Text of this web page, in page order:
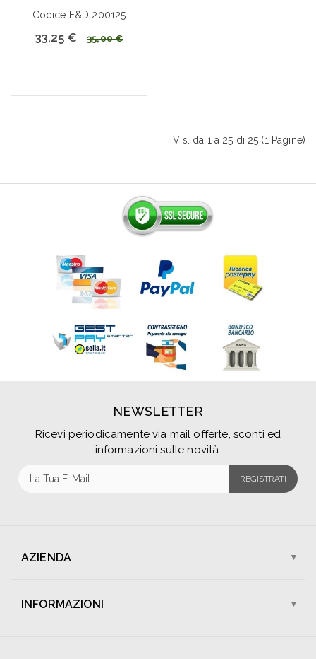
Codice F&D 200125
33,25 € 35,00 €
Vis. da 1 a 25 di 25 (1 Pagine)
NEWSLETTER
Ricevi periodicamente via mail offerte, sconti ed
informazioni sulle novità.
REGISTRATI
AZIENDA
INFORMAZIONI